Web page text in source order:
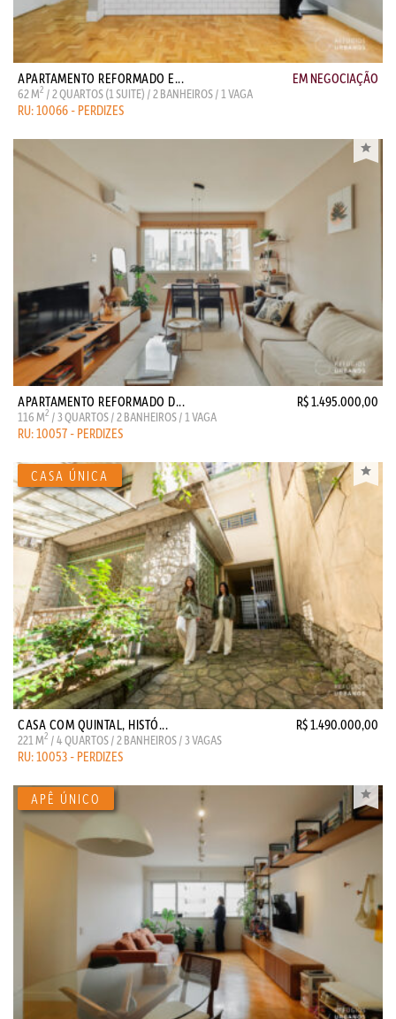
APARTAMENTO REFORMADO E... EM NEGOCIAÇÃO
62 M2 / 2 QUARTOS (1 SUITE) / 2 BANHEIROS / 1 VAGA
RU: 10066 - PERDIZES
APARTAMENTO REFORMADO D... R$ 1.495.000,00
116 M2 / 3 QUARTOS / 2 BANHEIROS / 1 VAGA
RU: 10057 - PERDIZES
CASA COM QUINTAL, HISTÓ... R$ 1.490.000,00
221 M2 / 4 QUARTOS / 2 BANHEIROS / 3 VAGAS
RU: 10053 - PERDIZES